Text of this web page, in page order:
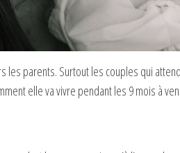
les parents. Surtout les couples qui
elle va vivre pendant les 9 mois à